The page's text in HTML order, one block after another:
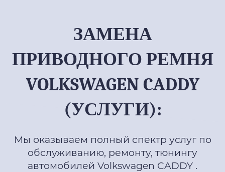
ЗАМЕНА
ПРИВОДНОГО РЕМНЯ
VOLKSWAGEN CADDY
(УСЛУГИ):
Мы оказываем полный спектр услуг по
обслуживанию, ремонту, тюнингу
автомобилей Volkswagen CADDY .